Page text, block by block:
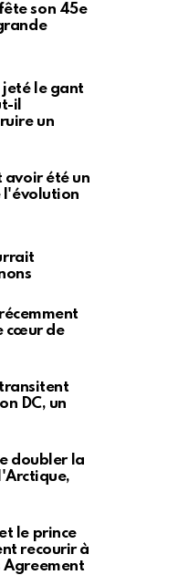
son 45e
jeté le gant
il
un
avoir été un
l'évolution
cœur de
DC, un
doubler la
le prince
recourir à
Agreement